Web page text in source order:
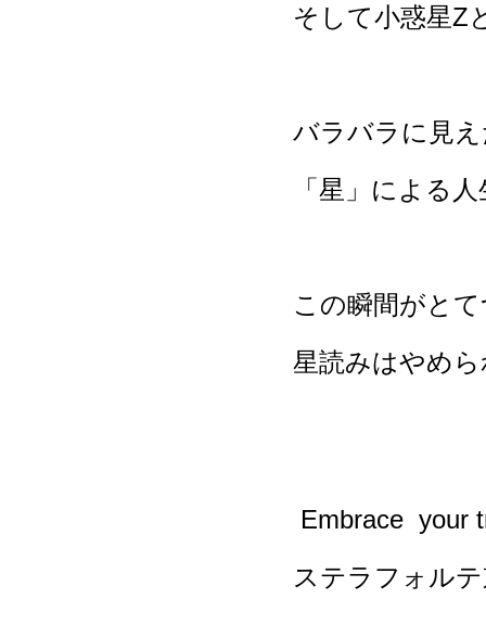
そして小惑星Z
バラバラに見
「星」による
この瞬間がと
星読みはやめ
Embrace your
ステラフォル